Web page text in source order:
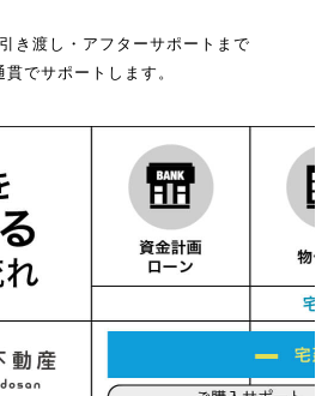
き渡し・アフターサポートまで
貫でサポートします。